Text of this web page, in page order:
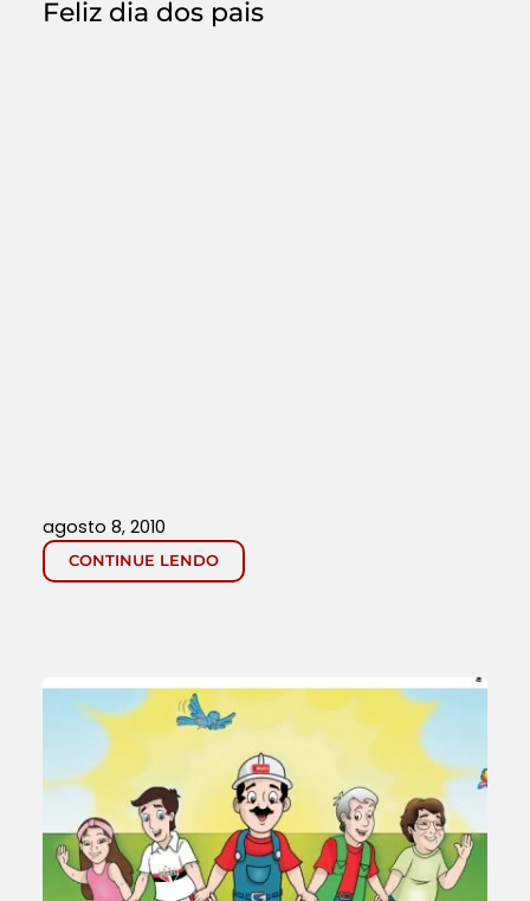
Feliz dia dos pais
CONTINUE LENDO
agosto 8, 2010